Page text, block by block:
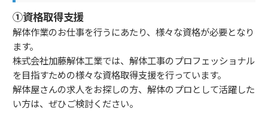
①資格取得支援
解体作業のお仕事を行うにあたり、様々な資格が必要となり
ます。
株式会社加藤解体工業では、解体工事のプロフェッショナル
を目指すための様々な資格取得支援を行っています。
解体屋さんの求人をお探しの方、解体のプロとして活躍した
い方は、ぜひご検討ください。